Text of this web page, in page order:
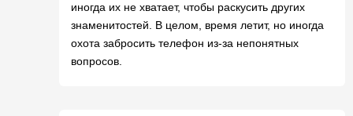
иногда их не хватает, чтобы раскусить других
знаменитостей. В целом, время летит, но иногда
охота забросить телефон из-за непонятных
вопросов.